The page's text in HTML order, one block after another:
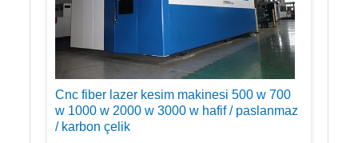
Cnc fiber lazer kesim makinesi 500 w 700
w 1000 w 2000 w 3000 w hafif / paslanmaz
/ karbon çelik